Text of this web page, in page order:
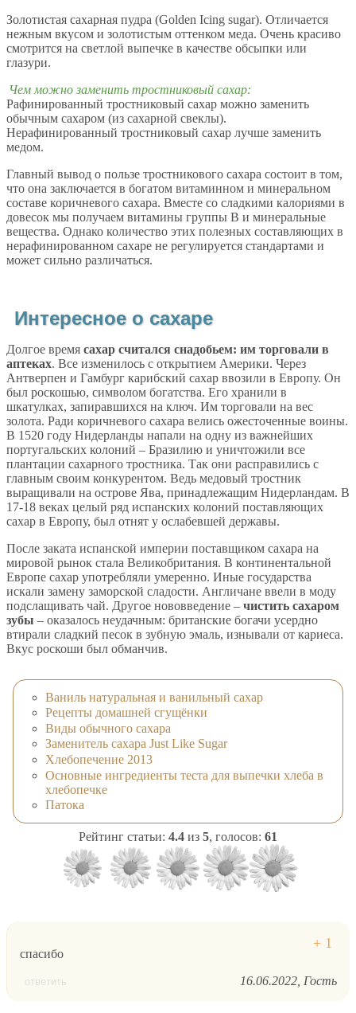
Золотистая сахарная пудра (Golden Icing sugar). Отличается
нежным вкусом и золотистым оттенком меда. Очень красиво
смотрится на светлой выпечке в качестве обсыпки или
глазури.
Чем можно заменить тростниковый сахар:
Рафинированный тростниковый сахар можно заменить
обычным сахаром (из сахарной свеклы).
Нерафинированный тростниковый сахар лучше заменить
медом.
Главный вывод о пользе тростникового сахара состоит в том,
что она заключается в богатом витаминном и минеральном
составе коричневого сахара. Вместе со сладкими калориями в
довесок мы получаем витамины группы В и минеральные
вещества. Однако количество этих полезных составляющих в
нерафинированном сахаре не регулируется стандартами и
может сильно различаться.
Интересное о сахаре
Долгое время сахар считался снадобьем: им торговали в
аптеках. Все изменилось с открытием Америки. Через
Антверпен и Гамбург карибский сахар ввозили в Европу. Он
был роскошью, символом богатства. Его хранили в
шкатулках, запиравшихся на ключ. Им торговали на вес
золота. Ради коричневого сахара велись ожесточенные воины.
В 1520 году Нидерланды напали на одну из важнейших
португальских колоний – Бразилию и уничтожили все
плантации сахарного тростника. Так они расправились с
главным своим конкурентом. Ведь медовый тростник
выращивали на острове Ява, принадлежащим Нидерландам. В
17-18 веках целый ряд испанских колоний поставляющих
сахар в Европу, был отнят у ослабевшей державы.
После заката испанской империи поставщиком сахара на
мировой рынок стала Великобритания. В континентальной
Европе сахар употребляли умеренно. Иные государства
искали замену заморской сладости. Англичане ввели в моду
подслащивать чай. Другое нововведение – чистить сахаром
зубы – оказалось неудачным: британские богачи усердно
втирали сладкий песок в зубную эмаль, изнывали от кариеса.
Вкус роскоши был обманчив.
Ваниль натуральная и ванильный сахар
Рецепты домашней сгущёнки
Виды обычного сахара
Заменитель сахара Just Like Sugar
Хлебопечение 2013
Основные ингредиенты теста для выпечки хлеба в
хлебопечке
Патока
Рейтинг статьи: 4.4 из 5, голосов: 61
спасибо
ответить 16.06.2022 Гость